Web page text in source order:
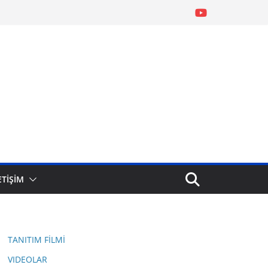
TANITIM FİLMİ
VIDEOLAR